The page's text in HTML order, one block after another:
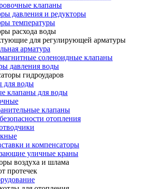
клапаны
давления и редукторы
температуры
расхода воды
для регулирующей арматуры
арматура
соленоидные клапаны
давления воды
гидроударов
для воды
клапаны для воды
клапаны
отопления
и компенсаторы
уличные краны
воздуха и шлама
протечек